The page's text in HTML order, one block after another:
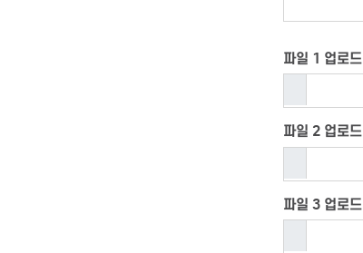
파일 1 업로드
파일 2 업로드
파일 3 업로드